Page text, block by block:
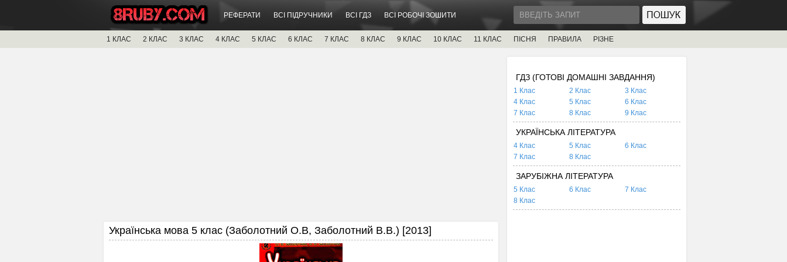
РЕФЕРАТИ ВСІ ПІДРУЧНИКИ ВСІ ГДЗ ВСІ РОБОЧІ ЗОШИТИ
1 КЛАС 2 КЛАС 3 КЛАС 4 КЛАС 5 КЛАС 6 КЛАС 7 КЛАС 8 КЛАС 9 КЛАС 10 КЛАС 11 КЛАС ПІСНЯ ПРАВИЛА РІЗНЕ
Українська мова 5 клас (Заболотний О.В, Заболотний В.В.) [2013]
ГДЗ (ГОТОВІ ДОМАШНІ ЗАВДАННЯ)
1 Клас 2 Клас
3 Клас
4 Клас
5 Клас
6 Клас
7 Клас
8 Клас 9 Клас
УКРАЇНСЬКА ЛІТЕРАТУРА
4 Клас 5 Клас
6 Клас
7 Клас
8 Клас
ЗАРУБІЖНА ЛІТЕРАТУРА
5 Клас 6 Клас
7 Клас
8 Клас